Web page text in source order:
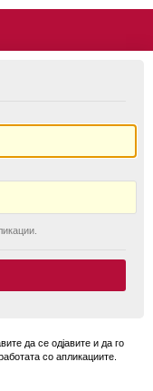
да се одјавите и да го
со апликациите.